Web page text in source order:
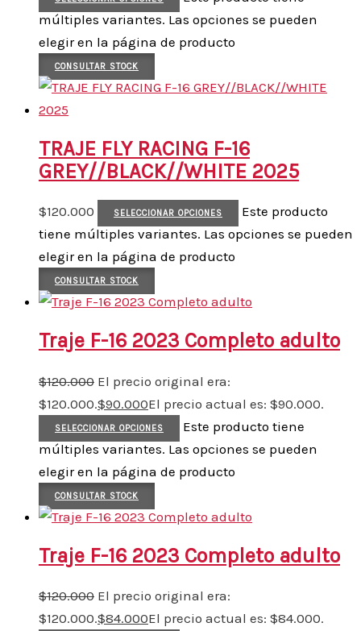
múltiples variantes. Las opciones se pueden
elegir en la página de producto
CONSULTAR STOCK
TRAJE FLY RACING F-16
GREY//BLACK//WHITE 2025
$120.000 SELECCIONAR OPCIONES
Este producto
tiene múltiples variantes. Las opciones se pueden
elegir en la página de producto
CONSULTAR STOCK
Traje F-16 2023 Completo adulto
$120.000 El precio original era:
$120.000.$90.000El precio actual es: $90.000.
SELECCIONAR OPCIONES
Este producto tiene
múltiples variantes. Las opciones se pueden
elegir en la página de producto
CONSULTAR STOCK
Traje F-16 2023 Completo adulto
$120.000 El precio original era:
$120.000.$84.000El precio actual es: $84.000.